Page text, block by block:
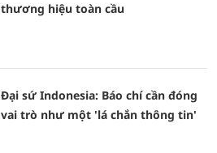
thương hiệu toàn cầu
Đại sứ Indonesia: Báo chí cần đóng
vai trò như một 'lá chắn thông tin'